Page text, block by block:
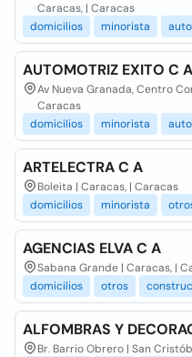
Caracas, | Caracas
domicilios
minorista
AUTOMOTRIZ EXITO C A
Av Nueva Granada, Centro
Caracas
domicilios
minorista
ARTELECTRA C A
Boleita | Caracas, | Caracas
domicilios
minorista
AGENCIAS ELVA C A
Sabana Grande | Caracas, |
domicilios
otros
ALFOMBRAS Y
Br. Barrio Obrero | San